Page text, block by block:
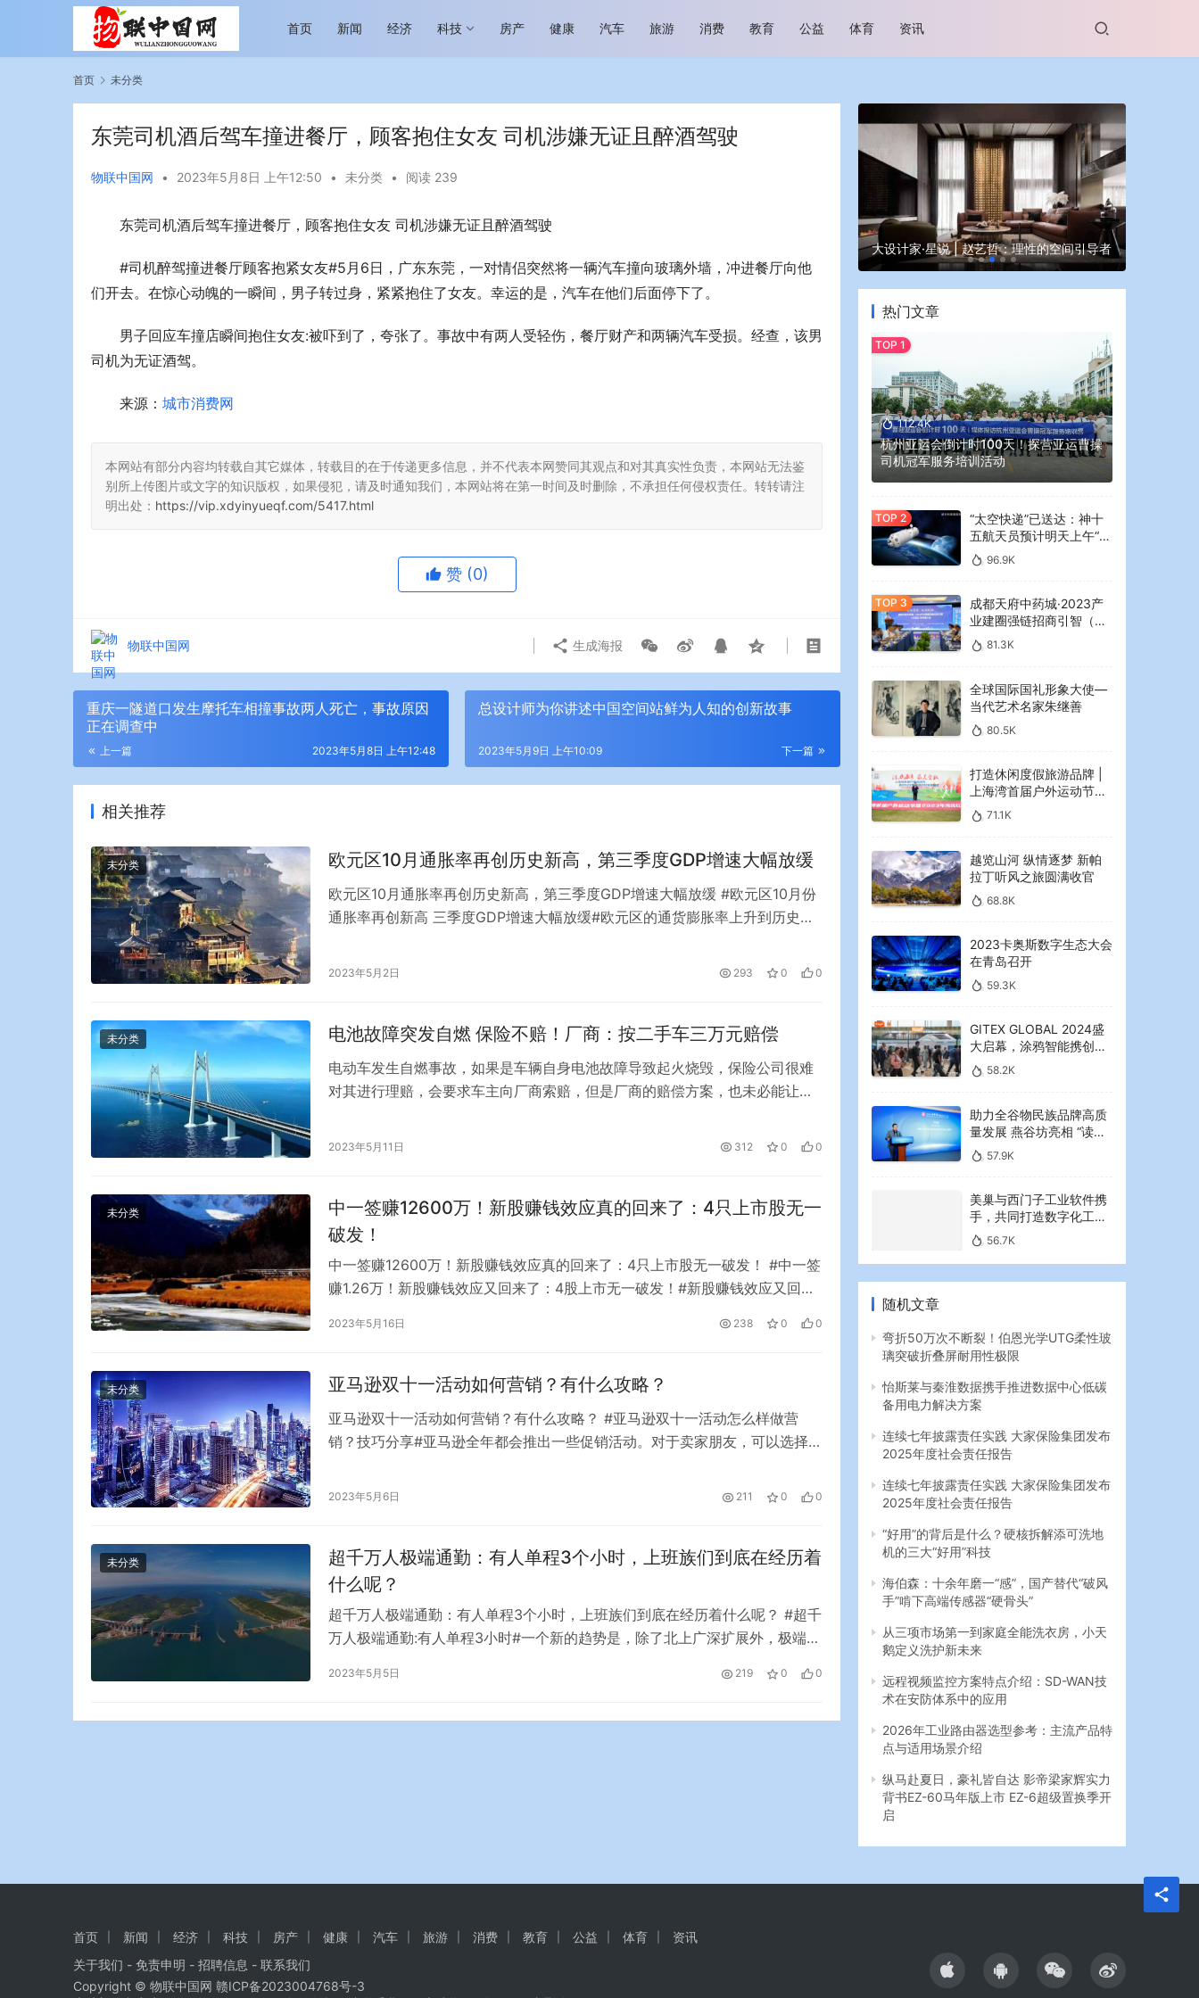
首页 新闻 经济 科技 房产 健康 汽车 旅游 消费 教育 公益 体育 资讯
首页 未分类
东莞司机酒后驾车撞进餐厅，顾客抱住女友 司机涉嫌无证且醉酒驾驶
物联中国网 • 2023年5月8日 上午12:50 • 未分类 • 阅读 239
东莞司机酒后驾车撞进餐厅，顾客抱住女友 司机涉嫌无证且醉酒驾驶
#司机醉驾撞进餐厅顾客抱紧女友#5月6日，广东东莞，一对情侣突然将一辆汽车撞向玻璃外墙，冲进餐厅向他
们开去。在惊心动魄的一瞬间，男子转过身，紧紧抱住了女友。幸运的是，汽车在他们后面停下了。
男子回应车撞店瞬间抱住女友:被吓到了，夸张了。事故中有两人受轻伤，餐厅财产和两辆汽车受损。经查，该男
司机为无证酒驾。
来源： 城市消费网
本网站有部分内容均转载自其它媒体，转载目的在于传递更多信息，并不代表本网赞同其观点和对其真实性负责，本网站无法鉴
别所上传图片或文字的知识版权，如果侵犯，请及时通知我们，本网站将在第一时间及时删除，不承担任何侵权责任。转转请注
明出处： https://vip.xdyinyueqf.com/5417.html
赞 (0)
物联中国网 生成海报
重庆一隧道口发生摩托车相撞事故两人死亡，事故原因
正在调查中
上一篇 2023年5月8日 上午12:48
总设计师为你讲述中国空间站鲜为人知的创新故事
下一篇
2023年5月9日 上午10:09
相关推荐
未分类 欧元区10月通胀率再创历史新高，第三季度GDP增速大幅放缓
欧元区10月通胀率再创历史新高，第三季度GDP增速大幅放缓 #欧元区10月份
通胀率再创新高 三季度GDP增速大幅放缓#欧元区的通货膨胀率上升到历史新
协调CPI同比上涨10.7%，预期为10.3%，前值为10%，再创新高。 欧元区第三
2023年5月2日 293 0 0
未分类 电池故障突发自燃 保险不赔！厂商：按二手车三万元赔偿
电动车发生自燃事故，如果是车辆自身电池故障导致起火烧毁，保险公司很难
对其进行理赔，会要求车主向厂商索赔，但是厂商的赔偿方案，也未必能让车
定，认定起火原因是电池电气线路故障，并非由外部火源引发对此，保险公司
2023年5月11日 312 0 0
未分类
中一签赚12600万！新股赚钱效应真的回来了：4只上市股无一
破发！
中一签赚12600万！新股赚钱效应真的回来了：4只上市股无一破发！ #中一签
赚1.26万！新股赚钱效应又回来了：4股上市无一破发！#新股赚钱效应又回来
卓创资讯(48.690，18.70，62.35%)今日早盘一度达到55.28元，较发行价溢
2023年5月16日 238 0 0
未分类 亚马逊双十一活动如何营销？有什么攻略？
亚马逊双十一活动如何营销？有什么攻略？ #亚马逊双十一活动怎么样做营
销？技巧分享#亚马逊全年都会推出一些促销活动。对于卖家朋友，可以选择合
双十一活动呢？ 第一，大力推广之前的关键词优化 前期随着搜索热度的提升，
2023年5月6日 211 0 0
未分类
超千万人极端通勤：有人单程3个小时，上班族们到底在经历着
什么呢？
超千万人极端通勤：有人单程3个小时，上班族们到底在经历着什么呢？ #超千
万人极端通勤:有人单程3小时#一个新的趋势是，除了北上广深扩展外，极端的
活。 全国忍受着60分钟以上极端通勤的人口，超过了1400万人。 01 正确的计
2023年5月5日 219 0 0
越览山河 纵情逐梦 新帕拉丁听风之旅即日
今年旅游市场进入恢复发展快车道 向“新”而
大设计家·星说 | 赵艺哲：理性的空间引导者
热门文章
112.4K
杭州亚运会倒计时100天！探营亚运曹操
司机冠军服务培训活动
“太空快递”已送达：神十
五航天员预计明天上午“拆
快递”96.9K
成都天府中药城·2023产
业建圈强链招商引智（大
湾区）专场推介会在广州
举行
81.3K
全球国际国礼形象大使—
当代艺术名家朱继善
80.5K
打造休闲度假旅游品牌 |
上海湾首届户外运动节暨
2023年海湾红叶节启幕
71.1K
越览山河 纵情逐梦 新帕
拉丁听风之旅圆满收官
68.8K
2023卡奥斯数字生态大会
在青岛召开
59.3K
GITEX GLOBAL 2024盛
大启幕，涂鸦智能携创新
AI解决方案引领中东可持
续未来
58.2K
助力全谷物民族品牌高质
量发展 燕谷坊亮相 “读懂
中国”国际会议
57.9K
美巢与西门子工业软件携
手，共同打造数字化工业
新篇章
56.7K
随机文章
弯折50万次不断裂！伯恩光学UTG柔性玻
璃突破折叠屏耐用性极限
怡斯莱与秦淮数据携手推进数据中心低碳
备用电力解决方案
连续七年披露责任实践 大家保险集团发布
2025年度社会责任报告
连续七年披露责任实践 大家保险集团发布
2025年度社会责任报告
“好用”的背后是什么？硬核拆解添可洗地
机的三大“好用”科技
海伯森：十余年磨一“感”，国产替代“破风
手”啃下高端传感器“硬骨头”
从三项市场第一到家庭全能洗衣房，小天
鹅定义洗护新未来
远程视频监控方案特点介绍：SD-WAN技
术在安防体系中的应用
2026年工业路由器选型参考：主流产品特
点与适用场景介绍
纵马赴夏日，豪礼皆自达 影帝梁家辉实力
背书EZ-60马年版上市 EZ-6超级置换季开
启
首页 新闻 经济 科技 房产 健康 汽车 旅游 消费 教育 公益 体育
资讯
关于我们 - 免责申明 - 招聘信息 - 联系我们
Copyright © 物联中国网 赣ICP备2023004768号-3